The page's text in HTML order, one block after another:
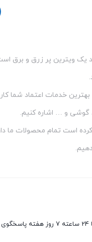
ویترین پر زرق و برق
خدمات اعتماد شما
گوشی و … اشاره کنیم.
کرده است تمام محصولات
هستیم.